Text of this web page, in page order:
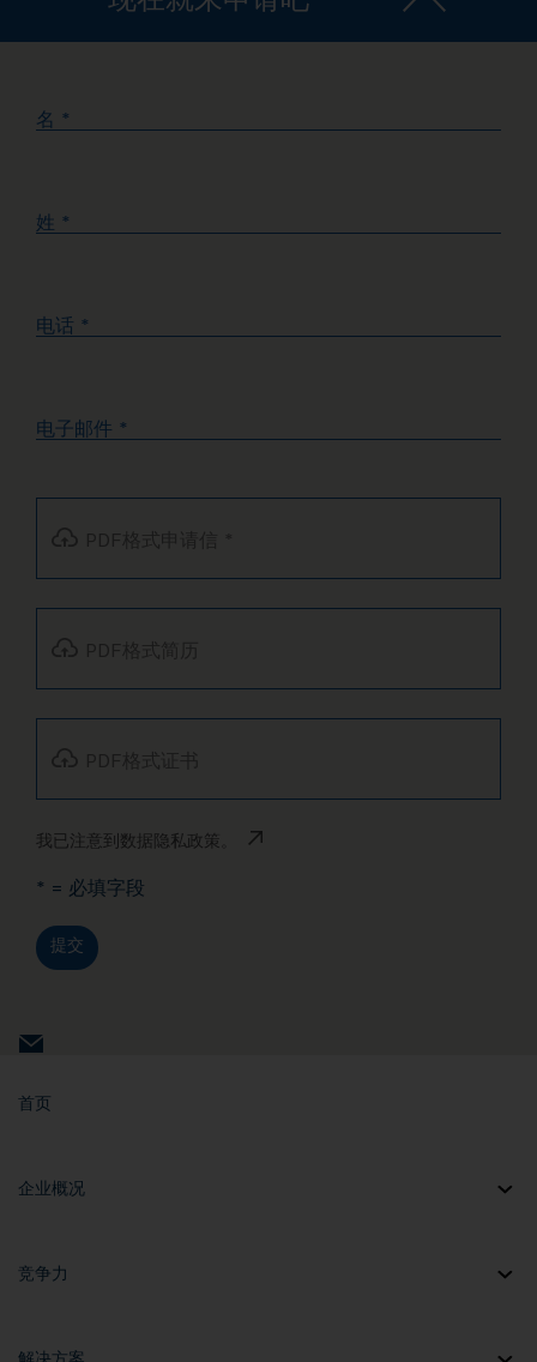
名 *
姓 *
电话 *
电子邮件 *
我已注意到数据隐私政策。
* = 必填字段
提交
首页
企业概况
竞争力